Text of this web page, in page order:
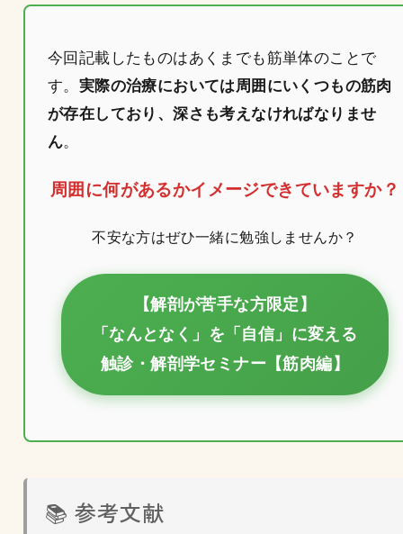
今回記載したものはあくまでも筋単体のことで
す。 実際の治療においては周囲にいくつもの筋肉
が存在しており、深さも考えなければなりませ
ん。
周囲に何があるかイメージできていますか？
不安な方はぜひ一緒に勉強しませんか？
【解剖が苦手な方限定】
「なんとなく」を「自信」に変える
触診・解剖学セミナー【筋肉編】
📚 参考文献